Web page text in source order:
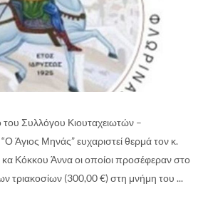
του Συλλόγου Κιουταχειωτών –
Άγιος Μηνάς” ευχαριστεί θερμά τον κ.
Κόκκου Άννα οι οποίοι προσέφεραν στο
τριακοσίων (300,00 €) στη μνήμη του ...